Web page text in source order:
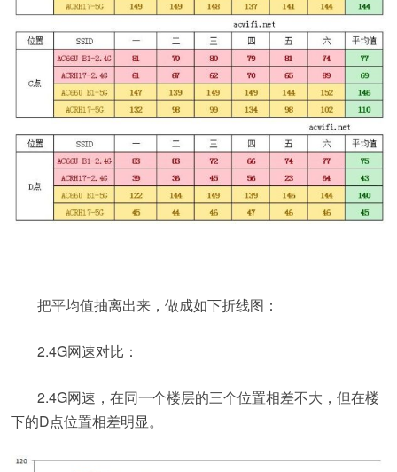
把平均值抽离出来，做成如下折线图：
2.4G网速对比：
2.4G网速，在同一个楼层的三个位置相差不大，但在楼
下的D点位置相差明显。